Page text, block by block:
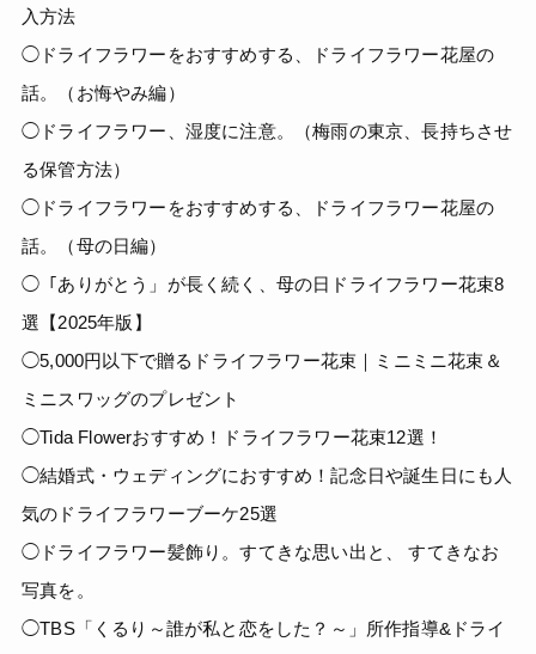
入方法
◯ドライフラワーをおすすめする、ドライフラワー花屋の
話。（お悔やみ編）
◯ドライフラワー、湿度に注意。（梅雨の東京、長持ちさせ
る保管方法）
◯ドライフラワーをおすすめする、ドライフラワー花屋の
話。（母の日編）
◯「ありがとう」が長く続く、母の日ドライフラワー花束8
選【2025年版】
◯5,000円以下で贈るドライフラワー花束｜ミニミニ花束＆
ミニスワッグのプレゼント
◯Tida Flowerおすすめ！ドライフラワー花束12選！
◯結婚式・ウェディングにおすすめ！記念日や誕生日にも人
気のドライフラワーブーケ25選
◯ドライフラワー髪飾り。すてきな思い出と、 すてきなお
写真を。
◯TBS「くるり～誰が私と恋をした？～」所作指導&ドライ